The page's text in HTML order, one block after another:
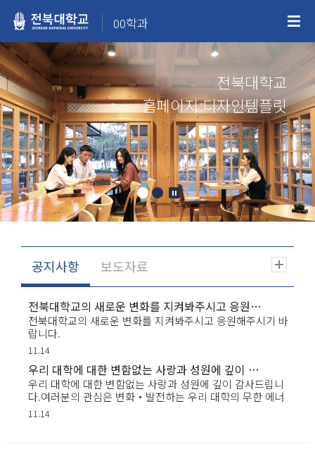
00학과
전북대학교
홈페이지 디자인템플릿
전북대학교의 새로운 변화를 지켜봐주시고 응원해주시기 바랍니다.
전북대학교의 새로운 변화를 지켜봐주시고 응원해주시기 바
랍니다.
11.14
우리 대학에 대한 변함없는 사랑과 성원에 깊이 감사드립니다.여러분의 관심은 변화‧발전하는 우리 대학의 무한 에너지
우리 대학에 대한 변함없는 사랑과 성원에 깊이 감사드립니
다.여러분의 관심은 변화‧발전하는 우리 대학의 무한 에너
지....2019.00.00
11.14